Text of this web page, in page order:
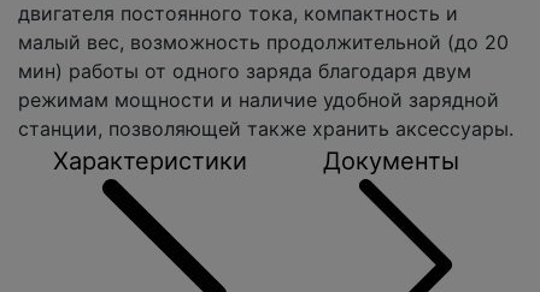
двигателя постоянного тока, компактность и
малый вес, возможность продолжительной (до 20
мин) работы от одного заряда благодаря двум
режимам мощности и наличие удобной зарядной
станции, позволяющей также хранить аксессуары.
Характеристики Документы